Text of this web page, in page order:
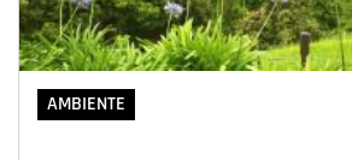
AMBIENTE